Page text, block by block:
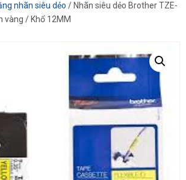
nhãn siêu dẻo / Nhãn siêu dẻo Brother TZE-
vàng / Khổ 12MM